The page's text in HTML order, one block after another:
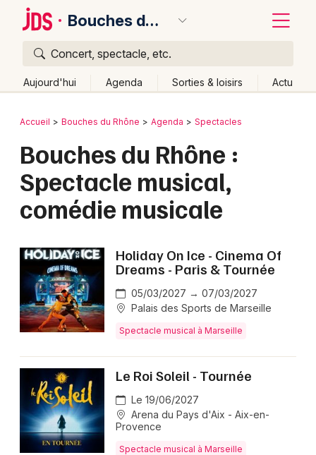
Bouches du Rhône
Concert, spectacle, etc.
Aujourd'hui Agenda Sorties & loisirs Actu
Publier un événement
Grands événements
Manifestations
Foires & salons
Concerts
Sports
Soirées
Bordeaux
Colmar
Lille
Marseille
Mulhouse
Montpellier
Nice
Paris
Strasbourg
Retour
Accueil Bouches du Rhône Agenda Spectacles
Bouches du Rhône :
Spectacle musical,
comédie musicale
Holiday On Ice - Cinema Of
Dreams - Paris & Tournée
05/03/2027 → 07/03/2027
Palais des Sports de Marseille
Spectacle musical à Marseille
Le Roi Soleil - Tournée
Le 19/06/2027
Arena du Pays d'Aix - Aix-en-
Provence
Spectacle musical à Marseille
Quoi ?
Où ?
Partout
Près de moi Changer de lieu
Quand ?
Effacer les dates
Aujourd'hui
Demain Ce week-end Autre